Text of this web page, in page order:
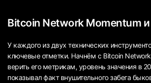
Bitcoin Network Momentum и
У каждого из двух технических
ключевые отметки. Начнём с Bitcoin
верить его метрикам, уровень значения в
показывал факт внушительного забега